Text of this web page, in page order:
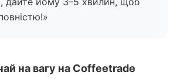
на вагу на Coffeetrade